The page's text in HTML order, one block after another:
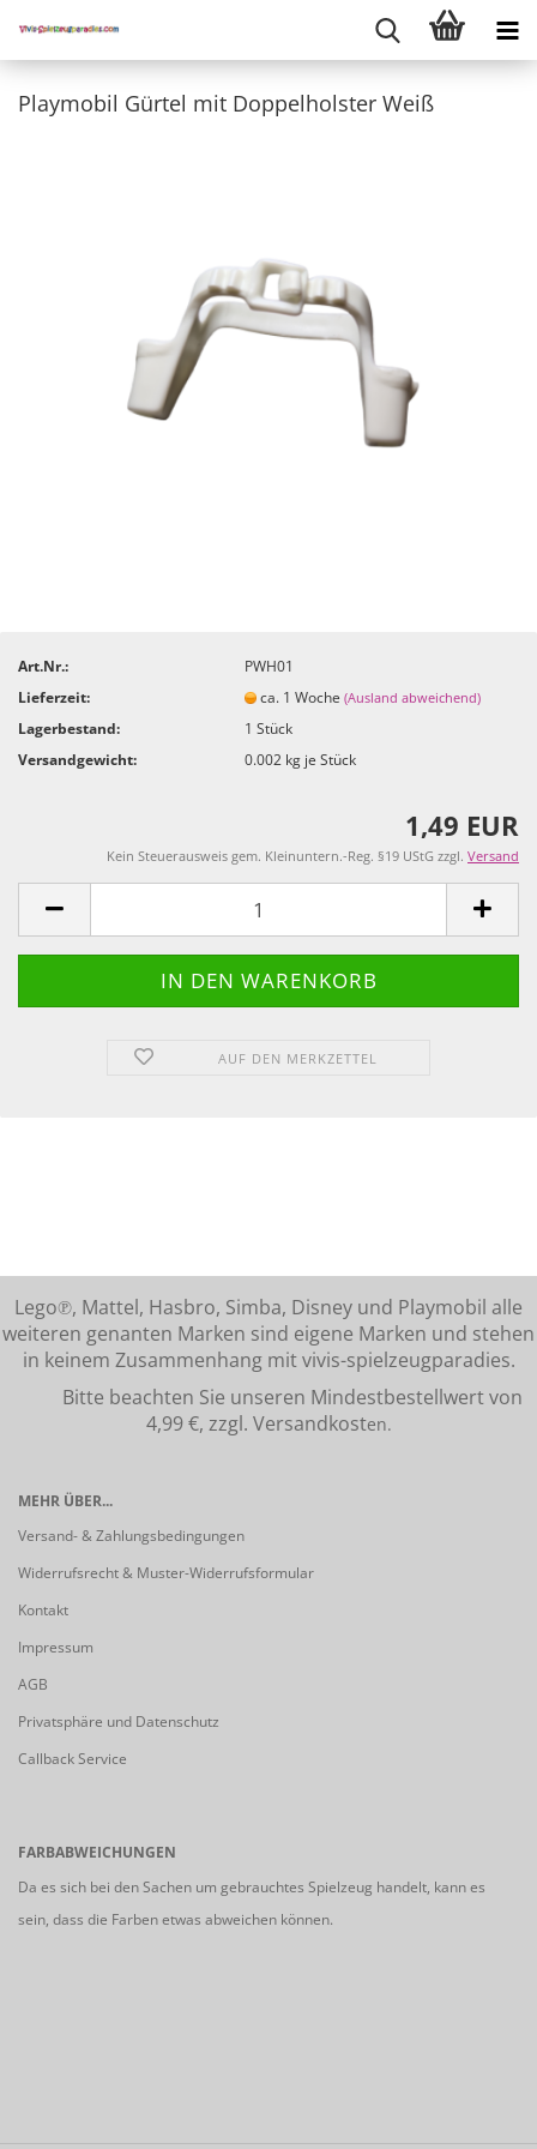
Playmobil Gürtel mit Doppelholster Weiß
Art.Nr.:
PWH01
Lieferzeit:
ca. 1 Woche(Ausland abweichend)
Lagerbestand: 1Stück
Versandgewicht:
0.002 kg je Stück
1,49 EUR
Kein Steuerausweis gem. Kleinuntern.-Reg. §19 UStG zzgl. Versand
AUF DEN MERKZETTEL
Lego℗, Mattel, Hasbro, Simba, Disney und Playmobil alle
weiteren genanten Marken sind eigene Marken und stehen
in keinem Zusammenhang mit vivis-spielzeugparadies.
Bitte beachten Sie unseren Mindestbestellwert von
4,99 €, zzgl. Versandkosten.
MEHR ÜBER...
Versand- & Zahlungsbedingungen
Widerrufsrecht & Muster-Widerrufsformular
Kontakt
Impressum
AGB
Privatsphäre und Datenschutz
Callback Service
FARBABWEICHUNGEN
Da es sich bei den Sachen um gebrauchtes Spielzeug handelt, kann es
sein, dass die Farben etwas abweichen können.